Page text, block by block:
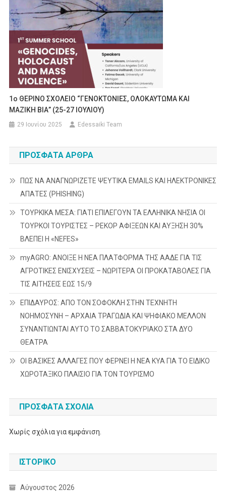
1ο ΘΕΡΙΝΟ ΣΧΟΛΕΙΟ “ΓΕΝΟΚΤΟΝΙΕΣ, ΟΛΟΚΑΥΤΩΜΑ ΚΑΙ
ΜΑΖΙΚΗ ΒΙΑ” (25-27 ΙΟΥΛΙΟΥ)
29 Ιουνίου 2025 Edessaiki Team
ΠΡΌΣΦΑΤΑ ΆΡΘΡΑ
ΠΩΣ ΝΑ ΑΝΑΓΝΩΡΙΖΕΤΕ ΨΕΥΤΙΚΑ EMAILS ΚΑΙ ΗΛΕΚΤΡΟΝΙΚΕΣ
ΑΠΑΤΕΣ (PHISHING)
ΤΟΥΡΚΙΚΑ ΜΕΣΑ: ΓΙΑΤΙ ΕΠΙΛΕΓΟΥΝ ΤΑ ΕΛΛΗΝΙΚΑ ΝΗΣΙΑ ΟΙ
ΤΟΥΡΚΟΙ ΤΟΥΡΙΣΤΕΣ – ΡΕΚΟΡ ΑΦΙΞΕΩΝ ΚΑΙ ΑΥΞΗΣΗ 30%
ΒΛΕΠΕΙ Η «NEFES»
myAGRO: ΑΝΟΙΞΕ Η ΝΕΑ ΠΛΑΤΦΟΡΜΑ ΤΗΣ ΑΑΔΕ ΓΙΑ ΤΙΣ
ΑΓΡΟΤΙΚΕΣ ΕΝΙΣΧΥΣΕΙΣ – ΝΩΡΙΤΕΡΑ ΟΙ ΠΡΟΚΑΤΑΒΟΛΕΣ ΓΙΑ
ΤΙΣ ΑΙΤΗΣΕΙΣ ΕΩΣ 15/9
ΕΠΙΔΑΥΡΟΣ: ΑΠΟ ΤΟΝ ΣΟΦΟΚΛΗ ΣΤΗΝ ΤΕΧΝΗΤΗ
ΝΟΗΜΟΣΥΝΗ – ΑΡΧΑΙΑ ΤΡΑΓΩΔΙΑ ΚΑΙ ΨΗΦΙΑΚΟ ΜΕΛΛΟΝ
ΣΥΝΑΝΤΙΩΝΤΑΙ ΑΥΤΟ ΤΟ ΣΑΒΒΑΤΟΚΥΡΙΑΚΟ ΣΤΑ ΔΥΟ
ΘΕΑΤΡΑ
ΟΙ ΒΑΣΙΚΕΣ ΑΛΛΑΓΕΣ ΠΟΥ ΦΕΡΝΕΙ Η ΝΕΑ ΚΥΑ ΓΙΑ ΤΟ ΕΙΔΙΚΟ
ΧΩΡΟΤΑΞΙΚΟ ΠΛΑΙΣΙΟ ΓΙΑ ΤΟΝ ΤΟΥΡΙΣΜΟ
ΠΡΌΣΦΑΤΑ ΣΧΌΛΙΑ
Χωρίς σχόλια για εμφάνιση.
ΙΣΤΟΡΙΚΌ
Αύγουστος 2026